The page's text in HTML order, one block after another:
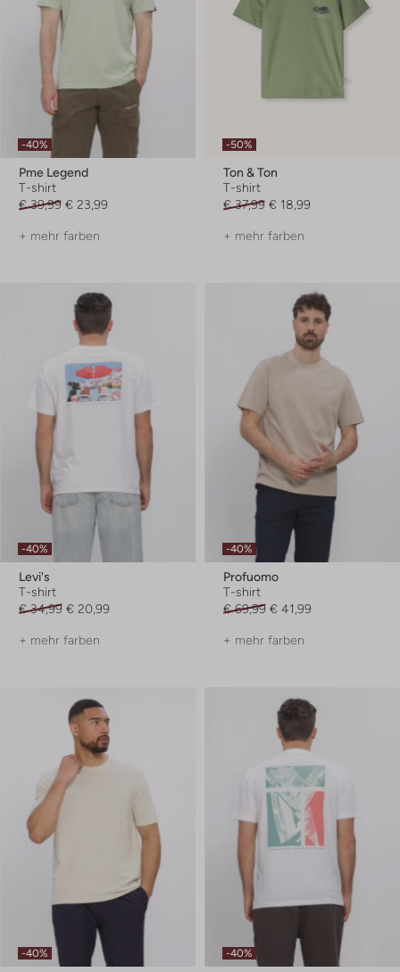
-40%
Pme Legend
T-shirt
€ 39,99 € 23,99
+ mehr farben
-50%
Ton & Ton
T-shirt
€ 37,99 € 18,99
+ mehr farben
-40%
Levi's
T-shirt
€ 34,99 € 20,99
+ mehr farben
-40%
Profuomo
T-shirt
€ 69,99 € 41,99
+ mehr farben
-40% -40%